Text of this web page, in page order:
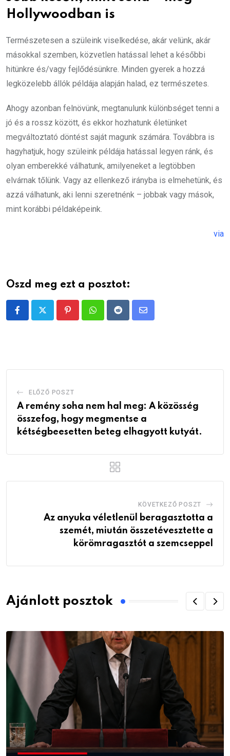
Hollywoodban is
Természetesen a szüleink viselkedése, akár velünk, akár
másokkal szemben, közvetlen hatással lehet a későbbi
hitünkre és/vagy fejlődésünkre. Minden gyerek a hozzá
legközelebb állók példája alapján halad, ez természetes.
Ahogy azonban felnövünk, megtanulunk különbséget tenni a
jó és a rossz között, és ekkor hozhatunk életünket
megváltoztató döntést saját magunk számára. Továbbra is
hagyhatjuk, hogy szüleink példája hatással legyen ránk, és
olyan emberekké válhatunk, amilyeneket a legtöbben
elvárnak tőlünk. Vagy az ellenkező irányba is elmehetünk, és
azzá válhatunk, aki lenni szeretnénk – jobbak vagy mások,
mint korábbi példaképeink.
via
Oszd meg ezt a posztot:
PinterestWhatsappRedditShare
ELŐZŐ POSZT
A remény soha nem hal meg: A közösség
összefog, hogy megmentse a
kétségbeesetten beteg elhagyott kutyát.
KÖVETKEZŐ POSZT
Az anyuka véletlenül beragasztotta a
szemét, miután összetévesztette a
körömragasztót a szemcseppel
Ajánlott posztok